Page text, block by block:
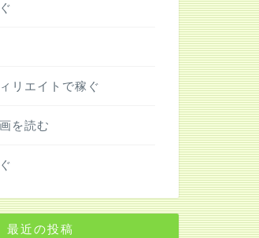
リエイトで稼ぐ
を読む
最近の投稿